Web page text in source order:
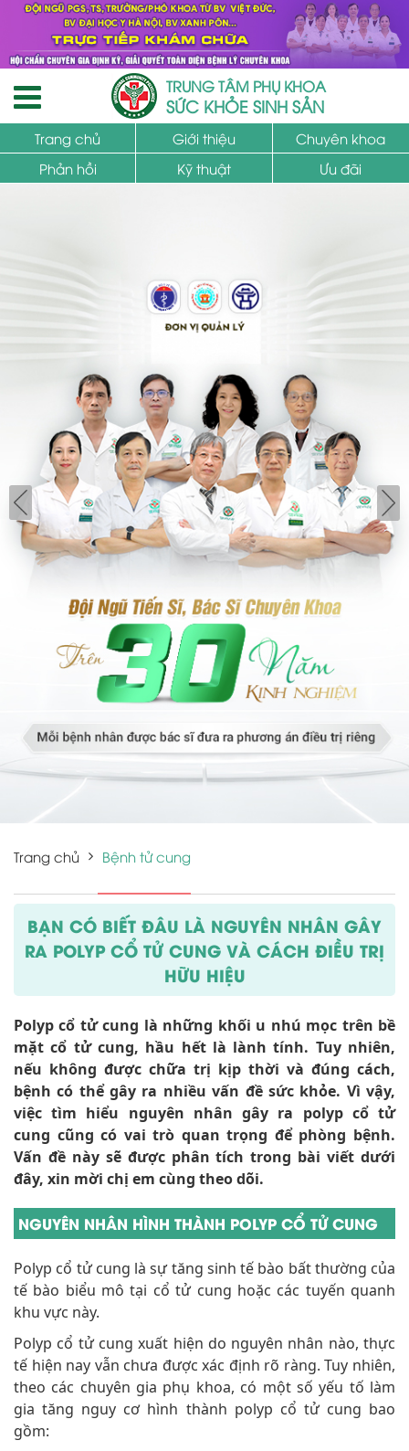
TRUNG TÂM PHỤ KHOA
SỨC KHỎE SINH SẢN
Trang chủ Giới thiệu
Chuyên khoa
Phản hồi
Kỹ thuật Ưu đãi
Trang chủ Bệnh tử cung
BẠN CÓ BIẾT ĐÂU LÀ NGUYÊN NHÂN GÂY
RA POLYP CỔ TỬ CUNG VÀ CÁCH ĐIỀU TRỊ
HỮU HIỆU
Polyp cổ tử cung là những khối u nhú mọc trên bề
mặt cổ tử cung, hầu hết là lành tính. Tuy nhiên,
nếu không được chữa trị kịp thời và đúng cách,
bệnh có thể gây ra nhiều vấn đề sức khỏe. Vì vậy,
việc tìm hiểu nguyên nhân gây ra polyp cổ tử
cung cũng có vai trò quan trọng để phòng bệnh.
Vấn đề này sẽ được phân tích trong bài viết dưới
đây, xin mời chị em cùng theo dõi.
NGUYÊN NHÂN HÌNH THÀNH POLYP CỔ TỬ CUNG
Polyp cổ tử cung là sự tăng sinh tế bào bất thường của
tế bào biểu mô tại cổ tử cung hoặc các tuyến quanh
khu vực này.
Polyp cổ tử cung xuất hiện do nguyên nhân nào, thực
tế hiện nay vẫn chưa được xác định rõ ràng. Tuy nhiên,
theo các chuyên gia phụ khoa, có một số yếu tố làm
gia tăng nguy cơ hình thành polyp cổ tử cung bao
gồm: